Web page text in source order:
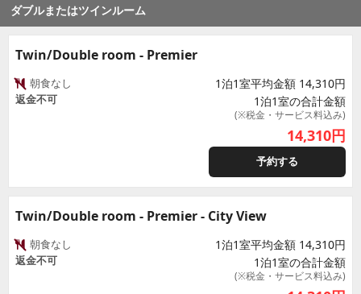
ダブルまたはツインルーム
Twin/Double room - Premier
朝食なし
返金不可
1泊1室平均金額 14,310円
1泊1室の合計金額
(※税金・サービス料込み)
14,310円
予約する
Twin/Double room - Premier - City View
朝食なし
返金不可
1泊1室平均金額 14,310円
1泊1室の合計金額
(※税金・サービス料込み)